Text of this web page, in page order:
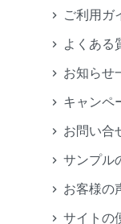
ご利用ガ
よくある
お知らせ
キャンペ
お問い合
サンプル
お客様の
サイトの